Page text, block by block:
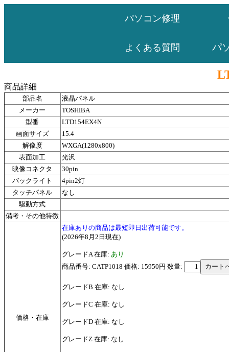
パソコン修理
よくある質問 パ
商品詳細
部品名
液晶パネル
メーカー
TOSHIBA
型番
LTD154EX4N
画面サイズ
15.4
解像度
WXGA(1280x800)
表面加工
光沢
映像コネクタ
30pin
バックライト
4pin2灯
タッチパネル
なし
駆動方式
備考・その他特徴
価格・在庫
在庫ありの商品は最短即日出荷可能です。
(2026年8月2日現在)
グレードA 在庫: あり
商品番号: CATP1018 価格: 15950円 数量:
グレードB 在庫: なし
グレードC 在庫: なし
グレードD 在庫: なし
グレードZ 在庫: なし